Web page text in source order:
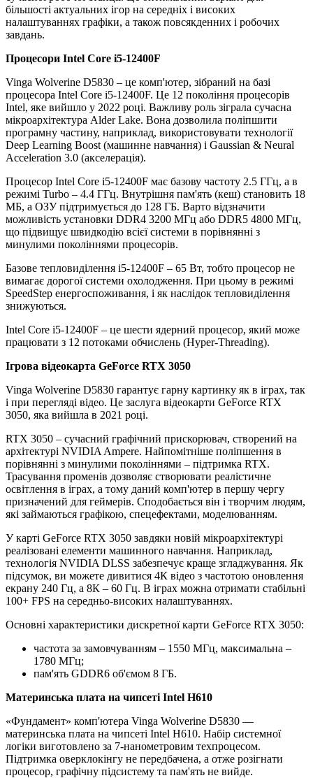
більшості актуальних ігор на середніх і високих
налаштуваннях графіки, а також повсякденних і робочих
завдань.
Процесори Intel Core i5-12400F
Vinga Wolverine D5830 – це комп'ютер, зібраний на базі
процесора Intel Core i5-12400F. Це 12 покоління процесорів
Intel, яке вийшло у 2022 році. Важливу роль зіграла сучасна
мікроархітектура Alder Lake. Вона дозволила поліпшити
програмну частину, наприклад, використовувати технології
Deep Learning Boost (машинне навчання) і Gaussian & Neural
Acceleration 3.0 (акселерація).
Процесор Intel Core i5-12400F має базову частоту 2.5 ГГц, а в
режимі Turbo – 4.4 ГГц. Внутрішня пам'ять (кеш) становить 18
МБ, а ОЗУ підтримується до 128 ГБ. Варто відзначити
можливість установки DDR4 3200 МГц або DDR5 4800 МГц,
що підвищує швидкодію всієї системи в порівнянні з
минулими поколіннями процесорів.
Базове тепловиділення i5-12400F – 65 Вт, тобто процесор не
вимагає дорогої системи охолодження. При цьому в режимі
SpeedStep енергоспоживання, і як наслідок тепловиділення
знижуються.
Intel Core i5-12400F – це шести ядерний процесор, який може
працювати з 12 потоками обчислень (Hyper-Threading).
Ігрова відеокарта GeForce RTX 3050
Vinga Wolverine D5830 гарантує гарну картинку як в іграх, так
і при перегляді відео. Це заслуга відеокарти GeForce RTX
3050, яка вийшла в 2021 році.
RTX 3050 – сучасний графічний прискорювач, створений на
архітектурі NVIDIA Ampere. Найпомітніше поліпшення в
порівнянні з минулими поколіннями – підтримка RTX.
Трасування променів дозволяє створювати реалістичне
освітлення в іграх, а тому даний комп'ютер в першу чергу
призначений для геймерів. Сподобається він і творчим людям,
які займаються графікою, спецефектами, моделюванням.
У карті GeForce RTX 3050 завдяки новій мікроархітектурі
реалізовані елементи машинного навчання. Наприклад,
технологія NVIDIA DLSS забезпечує краще згладжування. Як
підсумок, ви можете дивитися 4К відео з частотою оновлення
екрану 240 Гц, а 8К – 60 Гц. В іграх можна отримати стабільні
100+ FPS на середньо-високих налаштуваннях.
Основні характеристики дискретної карти GeForce RTX 3050:
частота за замовчуванням – 1550 МГц, максимальна –
1780 МГц;
пам'ять GDDR6 об'ємом 8 ГБ.
Материнська плата на чипсеті Intel H610
«Фундамент» комп'ютера Vinga Wolverine D5830 —
материнська плата на чипсеті Intel H610. Набір системної
логіки виготовлено за 7-нанометровим техпроцесом.
Підтримка оверклокінгу не передбачена, а отже розігнати
процесор, графічну підсистему та пам'ять не вийде.